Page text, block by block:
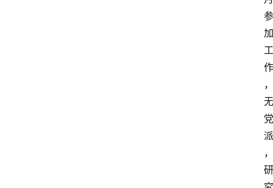
参
加
工
作
，
无
党
派
，
研